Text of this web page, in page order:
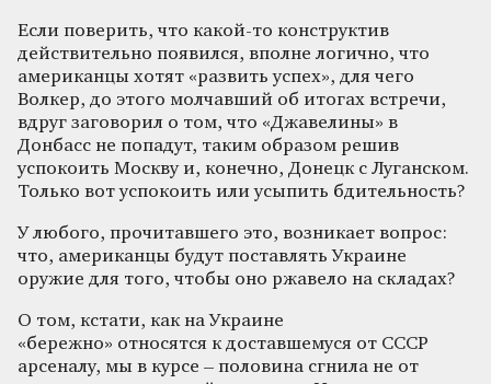
Если поверить, что какой-то конструктив
действительно появился, вполне логично, что
американцы хотят «развить успех», для чего
Волкер, до этого молчавший об итогах встречи,
вдруг заговорил о том, что «Джавелины» в
Донбасс не попадут, таким образом решив
успокоить Москву и, конечно, Донецк с Луганском.
Только вот успокоить или усыпить бдительность?
У любого, прочитавшего это, возникает вопрос:
что, американцы будут поставлять Украине
оружие для того, чтобы оно ржавело на складах?
О том, кстати, как на Украине
«бережно» относятся к доставшемуся от СССР
арсеналу, мы в курсе – половина сгнила не от